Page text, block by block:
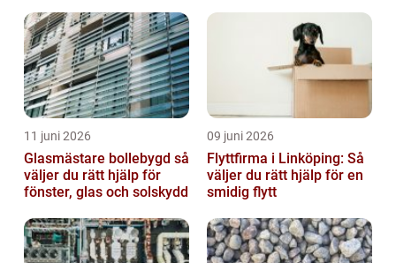
11 juni 2026
Glasmästare bollebygd så
väljer du rätt hjälp för
fönster, glas och solskydd
09 juni 2026
Flyttfirma i Linköping: Så
väljer du rätt hjälp för en
smidig flytt